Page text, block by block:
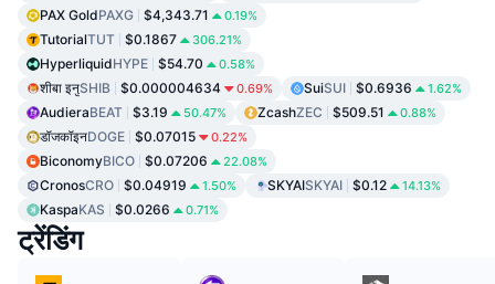
PAX GoldPAXG $4,343.71 0.19%
TutorialTUT $0.1867 306.21%
HyperliquidHYPE $54.70 0.58%
शीबा इनुSHIB $0.000004634 0.69% SuiSUI $0.6936 1.62%
AudieraBEAT $3.19 50.47% ZcashZEC $509.51 0.88%
डॉजकॉइनDOGE $0.07015 0.22%
BiconomyBICO $0.07206 22.08%
CronosCRO $0.04919 1.50% SKYAISKYAI $0.12 14.13%
KaspaKAS $0.0266 0.71%
ट्रेंडिंग